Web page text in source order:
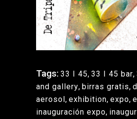
Tags: 33 I 45, 33 I 45 bar,
and gallery, birras gratis,
aerosol, exhibition, expo,
inauguración expo,